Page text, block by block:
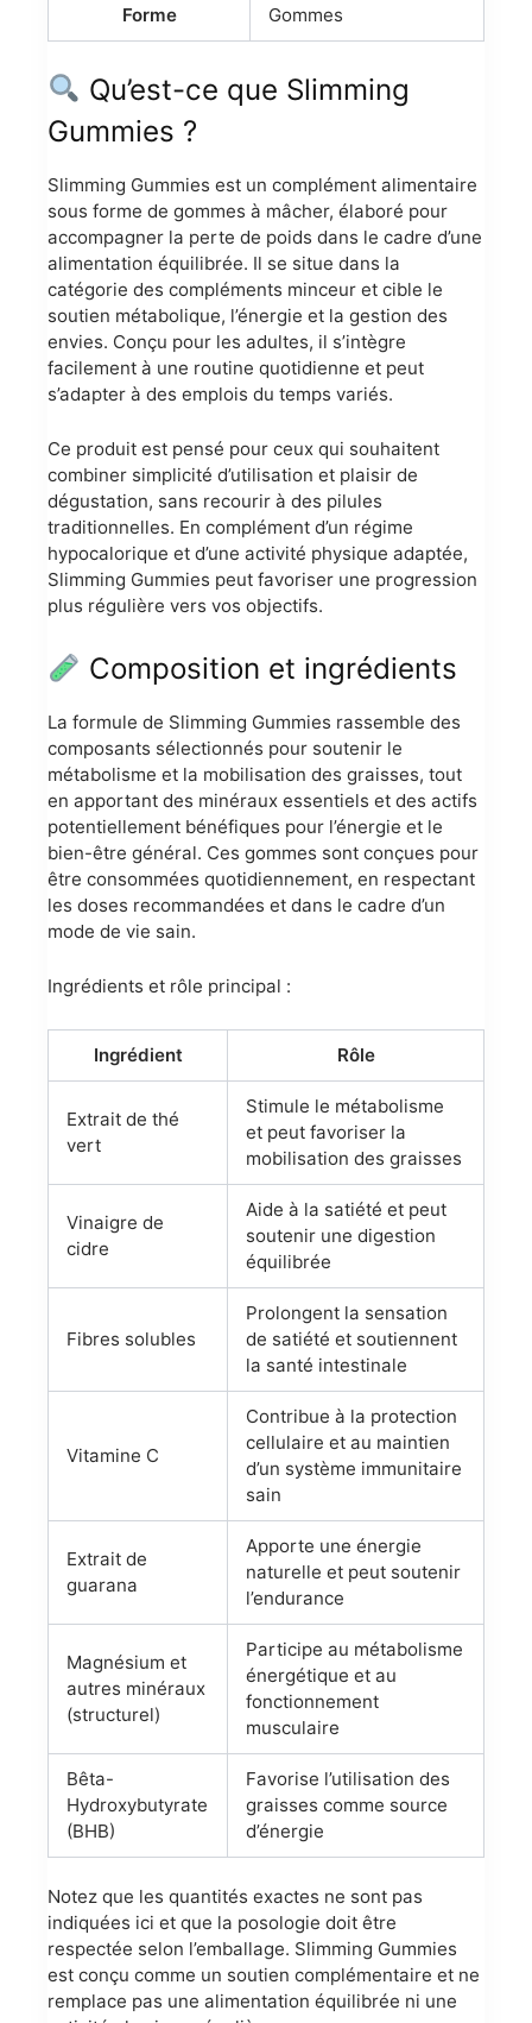
Forme Gommes
Qu’est-ce que Slimming
Gummies ?
Slimming Gummies est un complément alimentaire
sous forme de gommes à mâcher, élaboré pour
accompagner la perte de poids dans le cadre d’une
alimentation équilibrée. Il se situe dans la
catégorie des compléments minceur et cible le
soutien métabolique, l’énergie et la gestion des
envies. Conçu pour les adultes, il s’intègre
facilement à une routine quotidienne et peut
s’adapter à des emplois du temps variés.
Ce produit est pensé pour ceux qui souhaitent
combiner simplicité d’utilisation et plaisir de
dégustation, sans recourir à des pilules
traditionnelles. En complément d’un régime
hypocalorique et d’une activité physique adaptée,
Slimming Gummies peut favoriser une progression
plus régulière vers vos objectifs.
Composition et ingrédients
La formule de Slimming Gummies rassemble des
composants sélectionnés pour soutenir le
métabolisme et la mobilisation des graisses, tout
en apportant des minéraux essentiels et des actifs
potentiellement bénéfiques pour l’énergie et le
bien-être général. Ces gommes sont conçues pour
être consommées quotidiennement, en respectant
les doses recommandées et dans le cadre d’un
mode de vie sain.
Ingrédients et rôle principal :
Ingrédient Rôle
Extrait de thé
vert
Stimule le métabolisme
et peut favoriser la
mobilisation des graisses
Vinaigre de
cidre
Aide à la satiété et peut
soutenir une digestion
équilibrée
Fibres solubles
Prolongent la sensation
de satiété et soutiennent
la santé intestinale
Vitamine C
Contribue à la protection
cellulaire et au maintien
d’un système immunitaire
sain
Extrait de
guarana
Apporte une énergie
naturelle et peut soutenir
l’endurance
Magnésium et
autres minéraux
(structurel)
Participe au métabolisme
énergétique et au
fonctionnement
musculaire
Bêta-
Hydroxybutyrate
(BHB)
Favorise l’utilisation des
graisses comme source
d’énergie
Notez que les quantités exactes ne sont pas
indiquées ici et que la posologie doit être
respectée selon l’emballage. Slimming Gummies
est conçu comme un soutien complémentaire et ne
remplace pas une alimentation équilibrée ni une